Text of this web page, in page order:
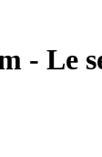
- Le